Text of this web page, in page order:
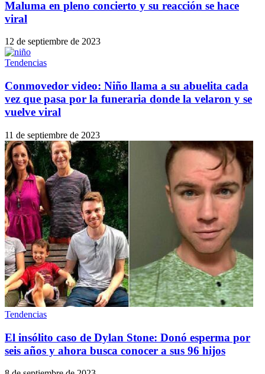
Maluma en pleno concierto y su reacción se hace
viral
12 de septiembre de 2023
Tendencias
Conmovedor video: Niño llama a su abuelita cada
vez que pasa por la funeraria donde la velaron y se
vuelve viral
11 de septiembre de 2023
Tendencias
El insólito caso de Dylan Stone: Donó esperma por
seis años y ahora busca conocer a sus 96 hijos